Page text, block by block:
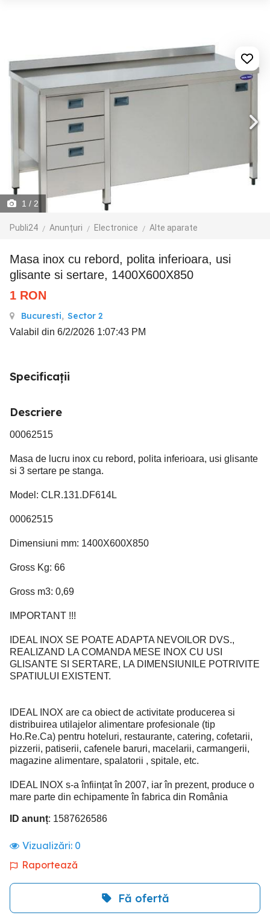
1 / 2
Publi24 Anunțuri Electronice Alte aparate
Masa inox cu rebord, polita inferioara, usi
glisante si sertare, 1400X600X850
1 RON
Bucuresti, Sector 2
Valabil din 6/2/2026 1:07:43 PM
Specificații
Descriere
00062515
Masa de lucru inox cu rebord, polita inferioara, usi glisante
si 3 sertare pe stanga.
Model: CLR.131.DF614L
00062515
Dimensiuni mm: 1400X600X850
Gross Kg: 66
Gross m3: 0,69
IMPORTANT !!!
IDEAL INOX SE POATE ADAPTA NEVOILOR DVS.,
REALIZAND LA COMANDA MESE INOX CU USI
GLISANTE SI SERTARE, LA DIMENSIUNILE POTRIVITE
SPATIULUI EXISTENT.
IDEAL INOX are ca obiect de activitate producerea si
distribuirea utilajelor alimentare profesionale (tip
Ho.Re.Ca) pentru hoteluri, restaurante, catering, cofetarii,
pizzerii, patiserii, cafenele baruri, macelarii, carmangerii,
magazine alimentare, spalatorii , spitale, etc.
IDEAL INOX s-a înființat în 2007, iar în prezent, produce o
mare parte din echipamente în fabrica din România
ID anunț: 1587626586
Vizualizări: 0
Raportează
Fă ofertă